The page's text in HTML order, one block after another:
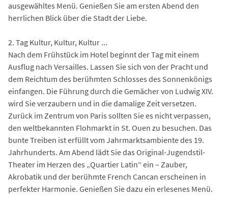
ausgewähltes Menü. Genießen Sie am ersten Abend den
herrlichen Blick über die Stadt der Liebe.
2. Tag Kultur, Kultur, Kultur ...
Nach dem Frühstück im Hotel beginnt der Tag mit einem
Ausflug nach Versailles. Lassen Sie sich von der Pracht und
dem Reichtum des berühmten Schlosses des Sonnenkönigs
einfangen. Die Führung durch die Gemächer von Ludwig XIV.
wird Sie verzaubern und in die damalige Zeit versetzen.
Zurück im Zentrum von Paris sollten Sie es nicht verpassen,
den weltbekannten Flohmarkt in St. Ouen zu besuchen. Das
bunte Treiben ist erfüllt vom Jahrmarktsambiente des 19.
Jahrhunderts. Am Abend lädt Sie das Original-Jugendstil-
Theater im Herzen des „Quartier Latin“ ein – Zauber,
Akrobatik und der berühmte French Cancan erscheinen in
perfekter Harmonie. Genießen Sie dazu ein erlesenes Menü.